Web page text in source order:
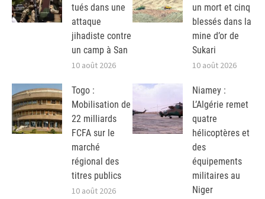
tués dans une
attaque
jihadiste contre
un camp à San
10 août 2026
un mort et cinq
blessés dans la
mine d’or de
Sukari
10 août 2026
Togo :
Mobilisation de
22 milliards
FCFA sur le
marché
régional des
titres publics
10 août 2026
Niamey :
L’Algérie remet
quatre
hélicoptères et
des
équipements
militaires au
Niger